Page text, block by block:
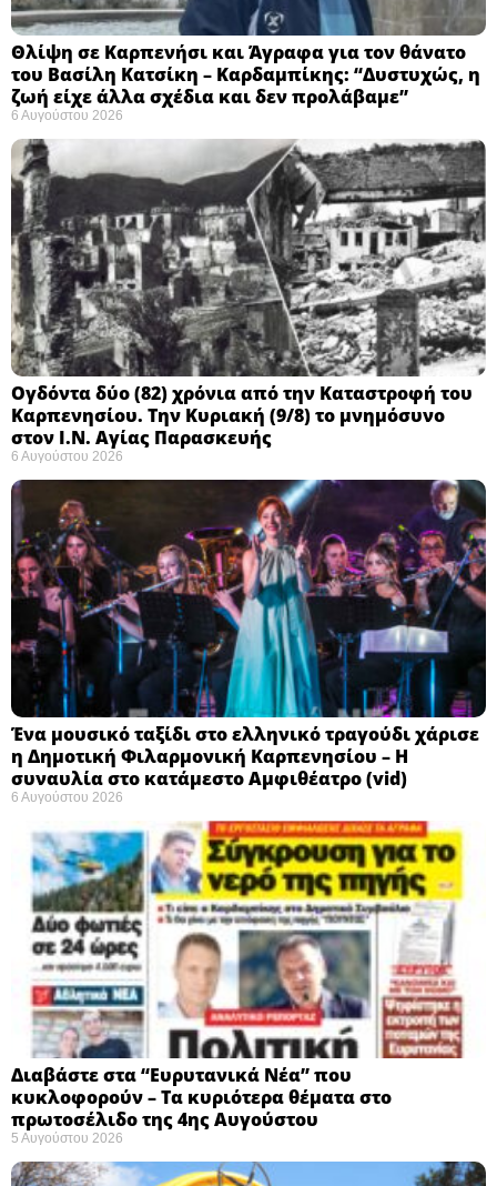
Θλίψη σε Καρπενήσι και Άγραφα για τον θάνατο
του Βασίλη Κατσίκη – Καρδαμπίκης: “Δυστυχώς, η
ζωή είχε άλλα σχέδια και δεν προλάβαμε”
6 Αυγούστου 2026
Ογδόντα δύο (82) χρόνια από την Καταστροφή του
Καρπενησίου. Την Κυριακή (9/8) το μνημόσυνο
στον Ι.Ν. Αγίας Παρασκευής
6 Αυγούστου 2026
Ένα μουσικό ταξίδι στο ελληνικό τραγούδι χάρισε
η Δημοτική Φιλαρμονική Καρπενησίου – Η
συναυλία στο κατάμεστο Αμφιθέατρο (vid)
6 Αυγούστου 2026
Διαβάστε στα “Ευρυτανικά Νέα” που
κυκλοφορούν – Τα κυριότερα θέματα στο
πρωτοσέλιδο της 4ης Αυγούστου
5 Αυγούστου 2026